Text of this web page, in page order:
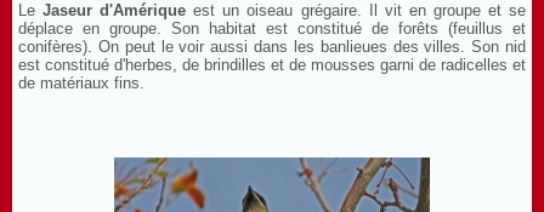
LeJaseur d'Amérique est un oiseau grégaire. Il vit en groupe et se
déplace en groupe. Son habitat est constitué de forêts (feuillus et
conifères). On peut le voir aussi dans les banlieues des villes. Son nid
est constitué d'herbes, de brindilles et de mousses garni de radicelles et
de matériaux fins.